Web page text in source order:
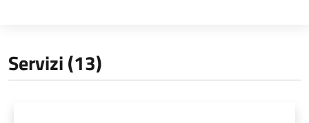
Servizi (13)